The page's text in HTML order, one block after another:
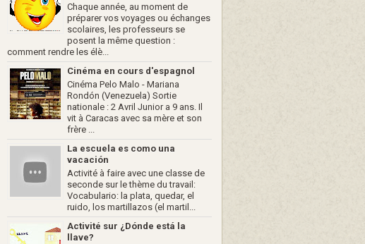
Chaque année, au moment de
préparer vos voyages ou échanges
scolaires, les professeurs se
posent la même question :
comment rendre les élè...
Cinéma en cours d'espagnol
Cinéma Pelo Malo - Mariana
Rondón (Venezuela) Sortie
nationale : 2 Avril Junior a 9 ans. Il
vit à Caracas avec sa mère et son
frère ...
La escuela es como una
vacación
Activité à faire avec une classe de
seconde sur le thème du travail:
Vocabulario: la plata, quedar, el
ruido, los martillazos (el martil...
Activité sur ¿Dónde está la
llave?